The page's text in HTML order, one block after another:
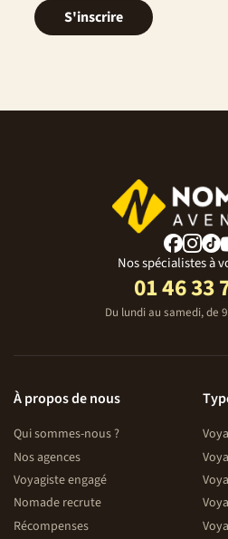
S'inscrire
Nos spécialistes à
01 46 33
Du lundi au samedi, de
À propos de nous
Qui sommes-nous ?
Nos agences
Voyagiste engagé
Nomade recrute
Récompenses